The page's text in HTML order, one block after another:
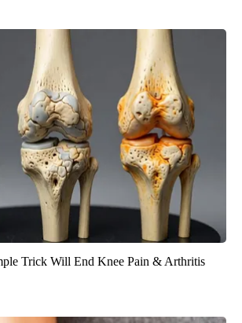
Trick Will End Knee Pain & Arthritis